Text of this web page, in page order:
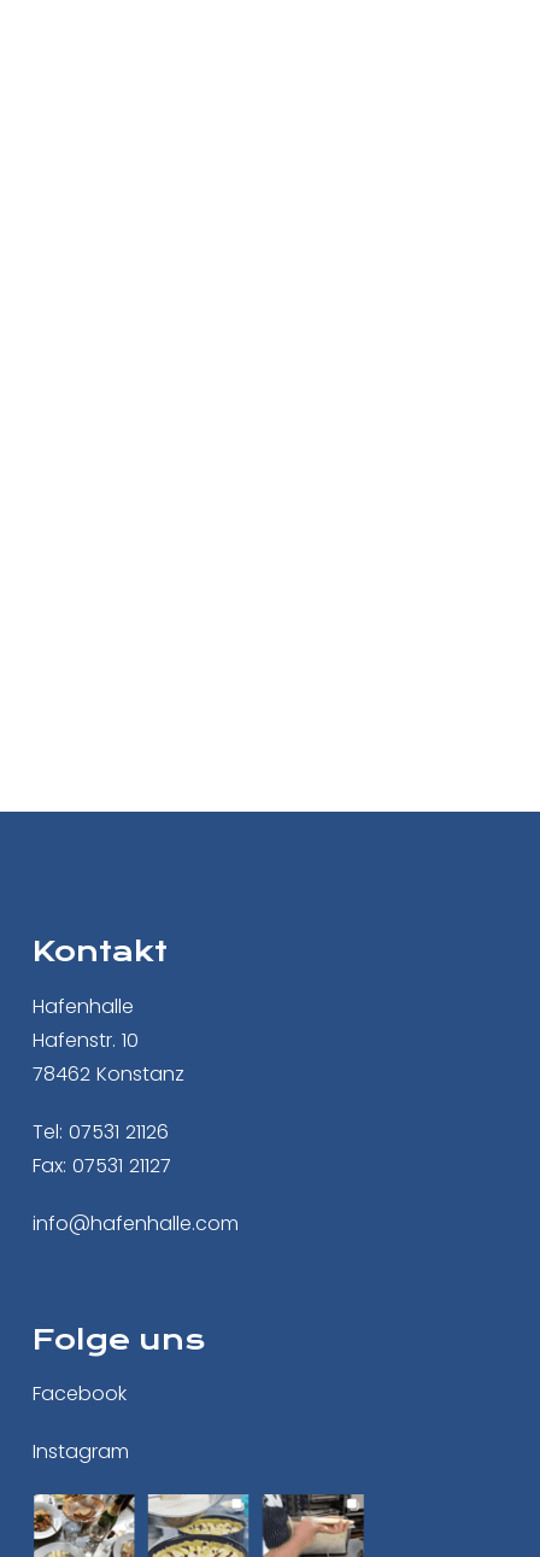
Kontakt
Hafenhalle
Hafenstr. 10
78462 Konstanz
Tel: 07531 21126
Fax: 07531 21127
info@hafenhalle.com
Folge uns
Facebook
Instagram